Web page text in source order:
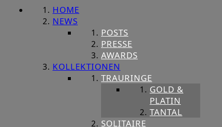
HOME
NEWS
POSTS
PRESSE
AWARDS
KOLLEKTIONEN
TRAURINGE
GOLD &
PLATIN
TANTAL
SOLITAIRE